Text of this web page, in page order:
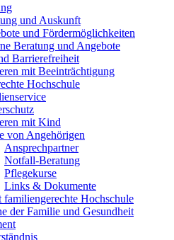
und Auskunft
und Fördermöglichkeiten
Beratung und Angebote
Barrierefreiheit
mit Beeinträchtigung
Hochschule
mit Kind
von Angehörigen
Ansprechpartner
Notfall-Beratung
Pflegekurse
Links & Dokumente
familiengerechte Hochschule
der Familie und Gesundheit